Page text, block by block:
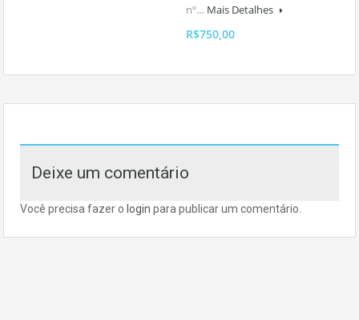
nº… Mais Detalhes
R$750,00
Deixe um comentário
Você precisa fazer o login para publicar um comentário.